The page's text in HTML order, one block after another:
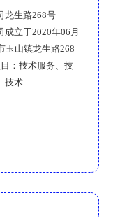
龙生路268号
立于2020年06月
玉山镇龙生路268
：技术服务、技
术......